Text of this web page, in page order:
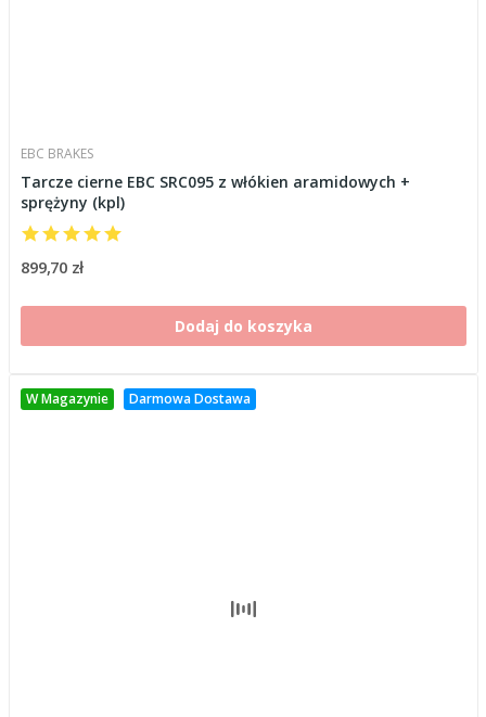
EBC BRAKES
Tarcze cierne EBC SRC095 z włókien aramidowych +
sprężyny (kpl)
899,70 zł
Dodaj do koszyka
W Magazynie Darmowa Dostawa